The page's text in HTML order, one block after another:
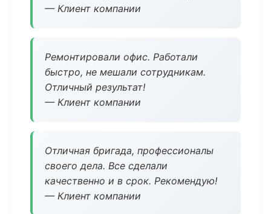
— Клиент компании
Ремонтировали офис. Работали
быстро, не мешали сотрудникам.
Отличный результат!
— Клиент компании
Отличная бригада, профессионалы
своего дела. Все сделали
качественно и в срок. Рекомендую!
— Клиент компании